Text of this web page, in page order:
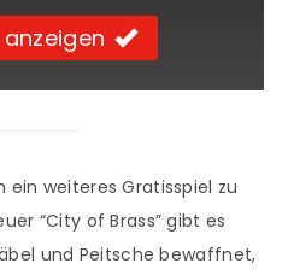
weiteres Gratisspiel zu
“City of Brass” gibt es
und Peitsche bewaffnet,